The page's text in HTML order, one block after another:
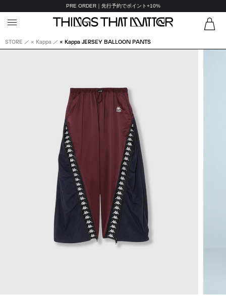
PRE ORDER｜先行予約でポイント+10%
STORE × Kappa × Kappa JERSEY BALLOON PANTS